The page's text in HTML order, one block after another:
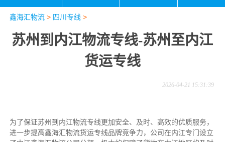
鑫海汇物流> 四川专线 >
苏州到内江物流专线-苏州至内江
货运专线
2026-04-21 15:31:39
为了保证苏州到内江物流专线更加安全、及时、高效的优质服务，
进一步提高鑫海汇物流货运专线品牌竞争力，公司在内江专门设立